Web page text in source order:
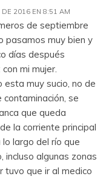
DE 2016 EN 8:51 AM
de septiembre
pasamos muy bien y
días después
mi mujer.
esta muy sucio, no de
se
que queda
la corriente principal
largo del río que
algunas zonas
tuvo que ir al medico